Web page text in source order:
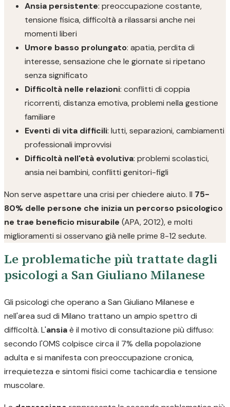
Ansia persistente: preoccupazione costante,
tensione fisica, difficoltà a rilassarsi anche nei
momenti liberi
Umore basso prolungato: apatia, perdita di
interesse, sensazione che le giornate si ripetano
senza significato
Difficoltà nelle relazioni: conflitti di coppia
ricorrenti, distanza emotiva, problemi nella gestione
familiare
Eventi di vita difficili: lutti, separazioni, cambiamenti
professionali improvvisi
Difficoltà nell'età evolutiva: problemi scolastici,
ansia nei bambini, conflitti genitori-figli
Non serve aspettare una crisi per chiedere aiuto. Il 75-
80% delle persone che inizia un percorso psicologico
ne trae beneficio misurabile (APA, 2012), e molti
miglioramenti si osservano già nelle prime 8-12 sedute.
Le problematiche più trattate dagli
psicologi a San Giuliano Milanese
Gli psicologi che operano a San Giuliano Milanese e
nell'area sud di Milano trattano un ampio spettro di
difficoltà. L'ansiaè il motivo di consultazione più diffuso:
secondo l'OMS colpisce circa il 7% della popolazione
adulta e si manifesta con preoccupazione cronica,
irrequietezza e sintomi fisici come tachicardia e tensione
muscolare.